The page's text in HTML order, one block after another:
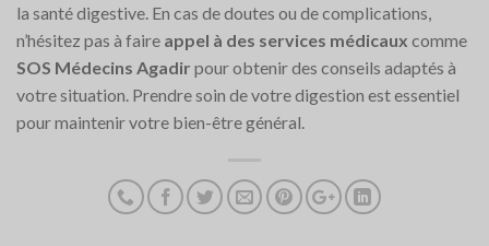
la santé digestive. En cas de doutes ou de complications,
n’hésitez pas à faire appel à des services médicaux comme
SOS Médecins Agadir pour obtenir des conseils adaptés à
votre situation. Prendre soin de votre digestion est essentiel
pour maintenir votre bien-être général.